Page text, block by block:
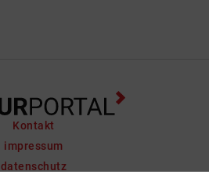
Kontakt
impressum
datenschutz